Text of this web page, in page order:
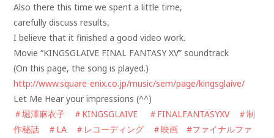
Also there this time we spent a little time,
carefully discuss results,
I believe that it finished a good video work.
Movie “KINGSGLAIVE FINAL FANTASY XV” soundtrack
(On this page, the song is played.)
http://www.square-enix.co.jp/music/sem/page/kingsglaive/
Let Me Hear your impressions (^^)
‪＃‎堀澤麻衣子‬ ‪＃‎ KINGSGLAIVE‬ ‪＃‎ FINALFANTASYXV‬ ‪＃‎制
作秘話‬
‪＃‎ LA‬ ‪＃‎ レコーディング‬ ‪＃‎映画‬ ‪#‎ファイナルファ